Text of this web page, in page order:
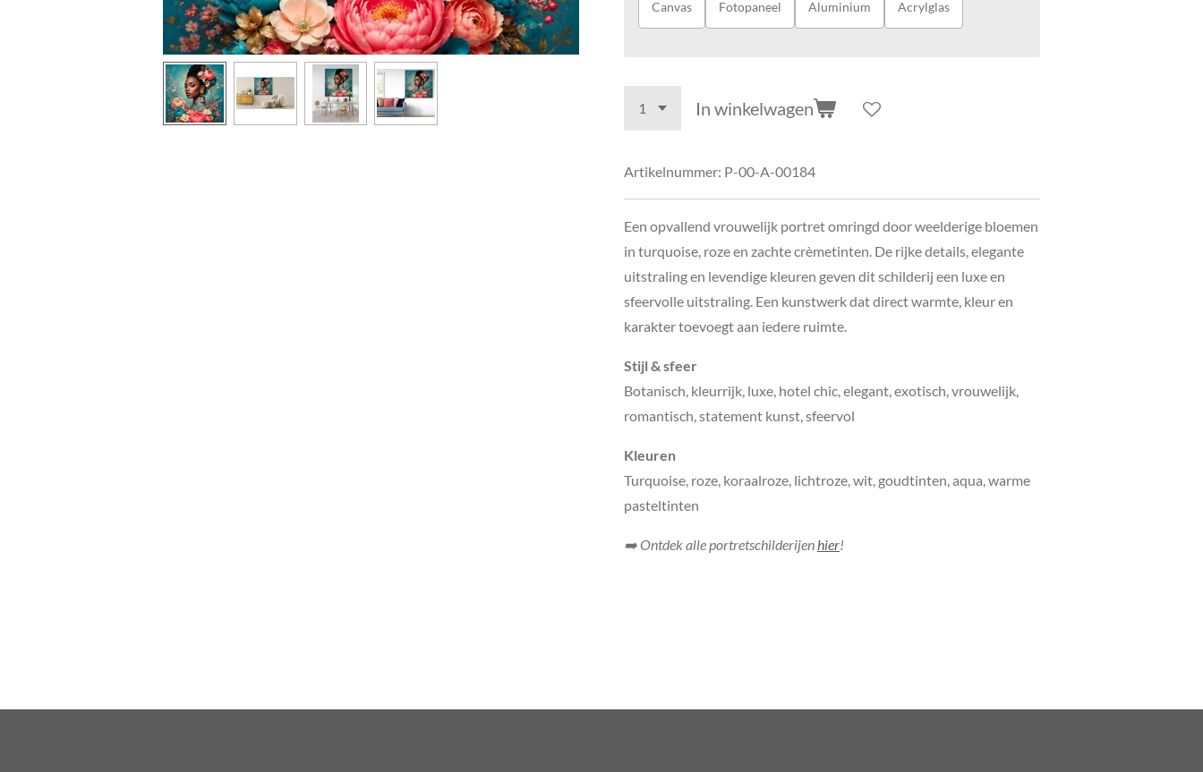
Canvas Fotopaneel Aluminium Acrylglas
In winkelwagen
Artikelnummer: P-00-A-00184
Een opvallend vrouwelijk portret omringd door weelderige bloemen
in turquoise, roze en zachte crèmetinten. De rijke details, elegante
uitstraling en levendige kleuren geven dit schilderij een luxe en
sfeervolle uitstraling. Een kunstwerk dat direct warmte, kleur en
karakter toevoegt aan iedere ruimte.
Stijl & sfeer
Botanisch, kleurrijk, luxe, hotel chic, elegant, exotisch, vrouwelijk,
romantisch, statement kunst, sfeervol
Kleuren
Turquoise, roze, koraalroze, lichtroze, wit, goudtinten, aqua, warme
pasteltinten
➡️ Ontdek alle portretschilderijen hier!